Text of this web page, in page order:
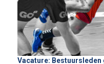
Vacature: Bestuursleden